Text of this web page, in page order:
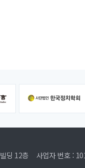
딩 12층 사업자 번호 :